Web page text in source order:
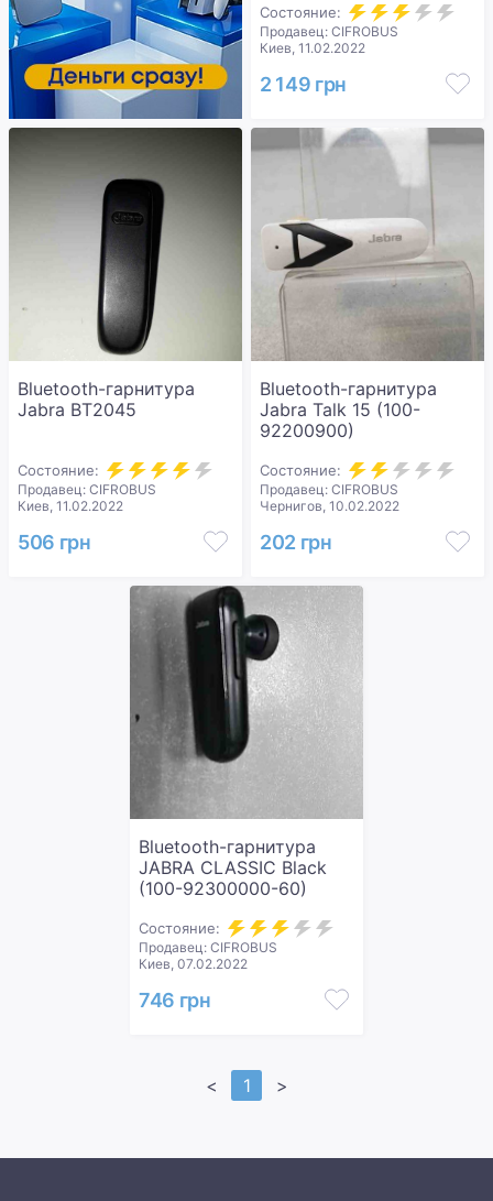
Состояние:
Продавец: CIFROBUS
Киев, 11.02.2022
2 149 грн
Bluetooth-гарнитура
Jabra BT2045
Состояние:
Продавец: CIFROBUS
Киев, 11.02.2022
506 грн
Bluetooth-гарнитура
Jabra Talk 15 (100-
92200900)
Состояние:
Продавец: CIFROBUS
Чернигов, 10.02.2022
202 грн
Bluetooth-гарнитура
JABRA CLASSIC Black
(100-92300000-60)
Состояние:
Продавец: CIFROBUS
Киев, 07.02.2022
746 грн
< 1 >